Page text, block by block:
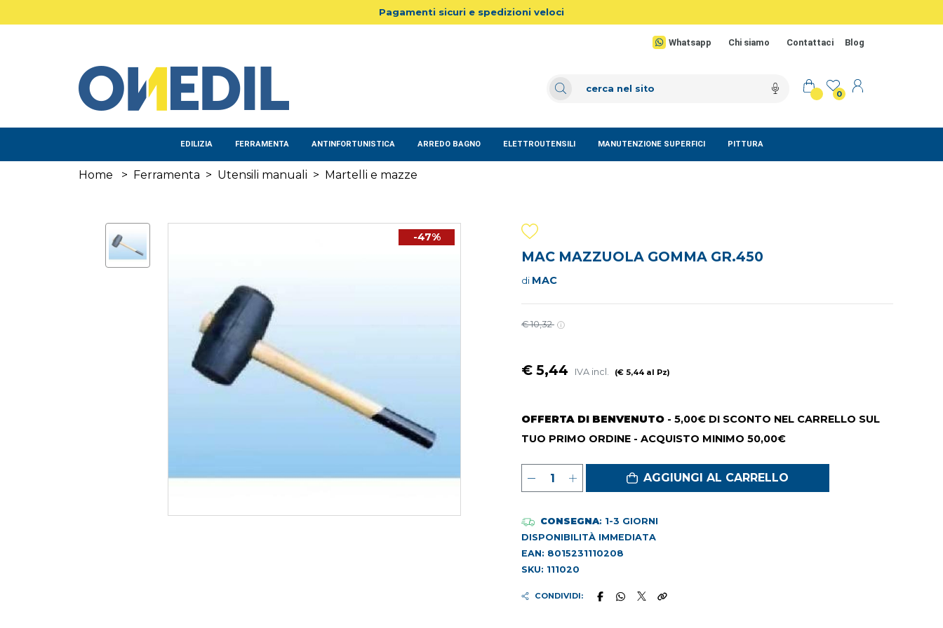
Pagamenti sicuri e spedizioni veloci
Whatsapp Chi siamo Contattaci Blog
0
EDILIZIA FERRAMENTA ANTINFORTUNISTICA ARREDO BAGNO ELETTROUTENSILI MANUTENZIONE SUPERFICI PITTURA
Home > Ferramenta > Utensili manuali > Martelli e mazze
-47%
MAC MAZZUOLA GOMMA GR.450
di MAC
€ 10,32
€ 5,44 IVA incl. (€ 5,44 al Pz)
OFFERTA DI BENVENUTO - 5,00€ DI SCONTO NEL CARRELLO SUL
TUO PRIMO ORDINE - ACQUISTO MINIMO 50,00€
AGGIUNGI AL CARRELLO
CONSEGNA: 1-3 GIORNI
DISPONIBILITÀ IMMEDIATA
EAN: 8015231110208
SKU: 111020
CONDIVIDI: